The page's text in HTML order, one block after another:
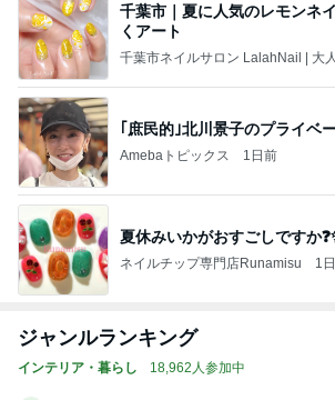
千葉市｜夏に人気のレモンネ
くアート
千葉市ネイルサロン LalahNail | 大
｢庶民的｣北川景子のプライベ
Amebaトピックス 1日前
夏休みいかがおすごしですか
ネイルチップ専門店Runamisu 1
ジャンルランキング
インテリア・暮らし 18,962人参加中